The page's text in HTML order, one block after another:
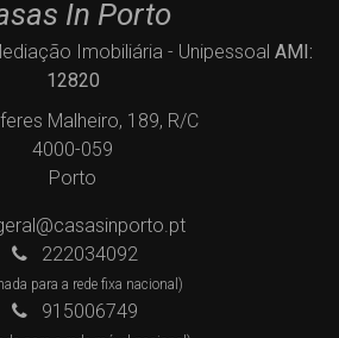
In Porto
Imobiliária - Unipessoal AMI:
12820
Malheiro, 189, R/C
4000-059
Porto
222034092
para a rede fixa nacional)
915006749